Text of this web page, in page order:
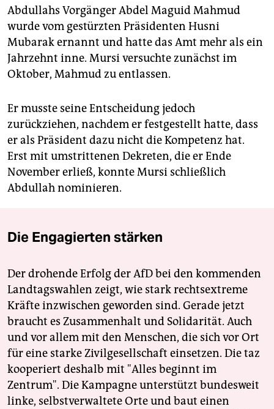
Abdullahs Vorgänger Abdel Maguid Mahmud
wurde vom gestürzten Präsidenten Husni
Mubarak ernannt und hatte das Amt mehr als ein
Jahrzehnt inne. Mursi versuchte zunächst im
Oktober, Mahmud zu entlassen.
Er musste seine Entscheidung jedoch
zurückziehen, nachdem er festgestellt hatte, dass
er als Präsident dazu nicht die Kompetenz hat.
Erst mit umstrittenen Dekreten, die er Ende
November erließ, konnte Mursi schließlich
Abdullah nominieren.
Die Engagierten stärken
Der drohende Erfolg der AfD bei den kommenden
Landtagswahlen zeigt, wie stark rechtsextreme
Kräfte inzwischen geworden sind. Gerade jetzt
braucht es Zusammenhalt und Solidarität. Auch
und vor allem mit den Menschen, die sich vor Ort
für eine starke Zivilgesellschaft einsetzen. Die taz
kooperiert deshalb mit "Alles beginnt im
Zentrum". Die Kampagne unterstützt bundesweit
linke, selbstverwaltete Orte und baut einen